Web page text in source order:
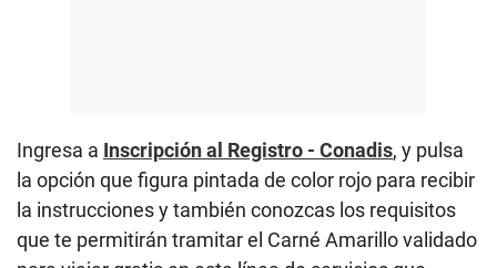
Ingresa a Inscripción al Registro - Conadis, y pulsa
la opción que figura pintada de color rojo para recibir
la instrucciones y también conozcas los requisitos
que te permitirán tramitar el Carné Amarillo validado